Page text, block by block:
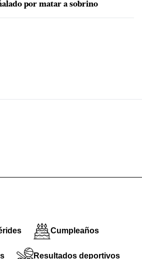
por matar a sobrino
Cumpleaños
Resultados deportivos